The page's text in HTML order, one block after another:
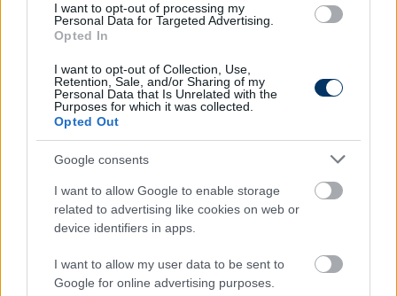
I want to opt-out of processing my
Personal Data for Targeted Advertising.
Opted In
I want to opt-out of Collection, Use,
Retention, Sale, and/or Sharing of my
Personal Data that Is Unrelated with the
Purposes for which it was collected.
Opted Out
Google consents
I want to allow Google to enable storage
related to advertising like cookies on web or
device identifiers in apps.
I want to allow my user data to be sent to
Google for online advertising purposes.
Newcastle (ismétlés)
13.15: Labdarúgás, angol negyedosztály, playoff,
15.15: Labdarúgás, angol negyedosztály, playoff,
elődöntő, 1. mérkőzés, Crewe-Doncaster (ismétlés)
17.15: Labdarúgás, Premier League, Crystal Palace-
Manchester United (ismétlés)
19.30: Labdarúgás, Premier League, összefoglaló
(ismétlés)
21.00: Labdarúgás, angol harmadosztály, playoff,
Bolton Wanderers-Barnsley (élő)
Manchester United (ismétlés)